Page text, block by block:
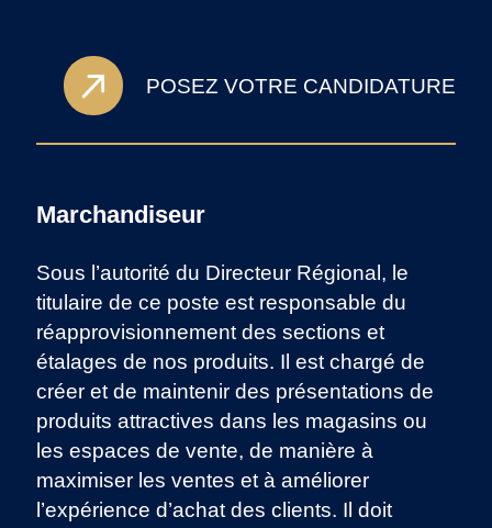
POSEZ VOTRE CANDIDATURE
Marchandiseur
Sous l’autorité du Directeur Régional, le
titulaire de ce poste est responsable du
réapprovisionnement des sections et
étalages de nos produits. Il est chargé de
créer et de maintenir des présentations de
produits attractives dans les magasins ou
les espaces de vente, de manière à
maximiser les ventes et à améliorer
l’expérience d’achat des clients. Il doit